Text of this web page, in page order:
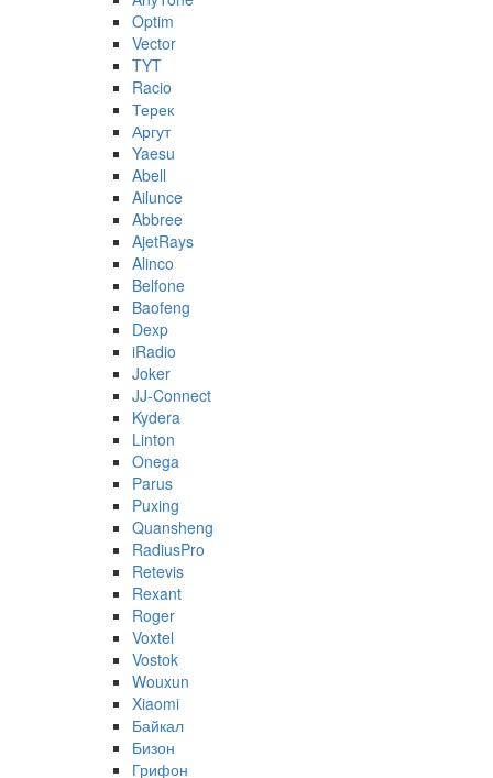
Optim
Vector
TYT
Racio
Терек
Аргут
Yaesu
Abell
Ailunce
Abbree
AjetRays
Alinco
Belfone
Baofeng
Dexp
iRadio
Joker
JJ-Connect
Kydera
Linton
Onega
Parus
Puxing
Quansheng
RadiusPro
Retevis
Rexant
Roger
Voxtel
Vostok
Wouxun
Xiaomi
Байкал
Бизон
Грифон